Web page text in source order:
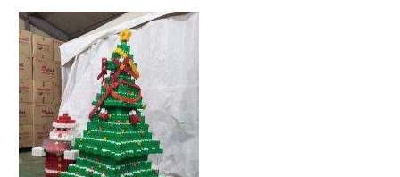
Mit
Clics
einen
Weihnachtsbaum
basteln?
Ganz
einfach!